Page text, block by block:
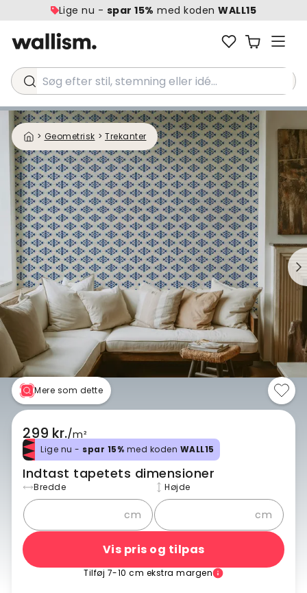
Lige nu - spar 15% med kodenWALL15
Søg efter stil, stemning eller idé...
> Geometrisk > Trekanter
Mere som dette
299 kr./m²
Lige nu - spar 15% med koden WALL15
Indtast tapetets dimensioner
Bredde
cm
Højde
cm
Vis pris og tilpas
Tilføj 7-10 cm ekstra margen